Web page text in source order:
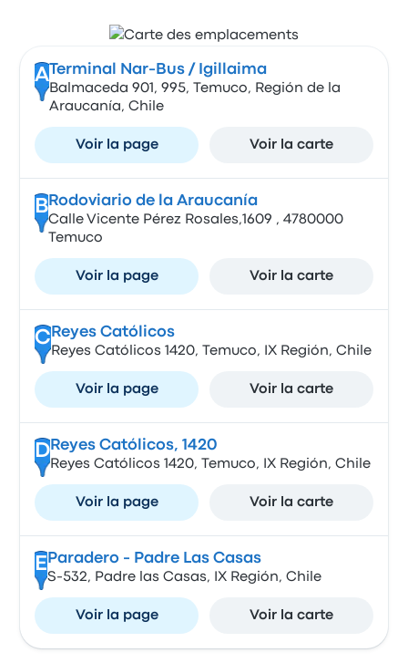
A Terminal Nar-Bus / Igillaima
Balmaceda 901, 995, Temuco, Región de la
Araucanía, Chile
Voir la page Voir la carte
B Rodoviario de la Araucanía
Calle Vicente Pérez Rosales,1609 , 4780000
Temuco
Voir la page Voir la carte
CReyes Católicos
Reyes Católicos 1420, Temuco, IX Región, Chile
Voir la page Voir la carte
DReyes Católicos, 1420
Reyes Católicos 1420, Temuco, IX Región, Chile
Voir la page Voir la carte
E Paradero - Padre Las Casas
S-532, Padre las Casas, IX Región, Chile
Voir la page Voir la carte